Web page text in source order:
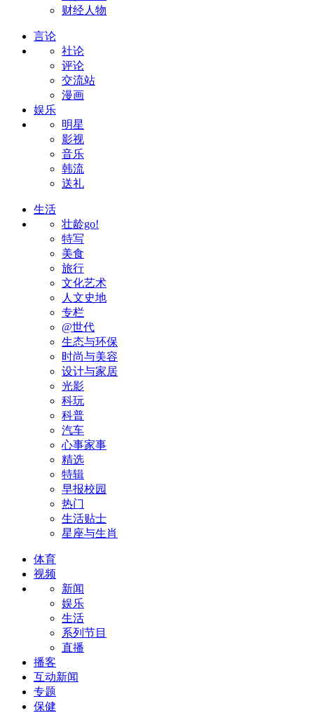
财经人物
言论
社论
评论
交流站
漫画
娱乐
明星
影视
音乐
韩流
送礼
生活
壮龄go!
特写
美食
旅行
文化艺术
人文史地
专栏
@世代
生态与环保
时尚与美容
设计与家居
光影
科玩
科普
汽车
心事家事
精选
特辑
早报校园
热门
生活贴士
星座与生肖
体育
视频
新闻
娱乐
生活
系列节目
直播
播客
互动新闻
专题
保健